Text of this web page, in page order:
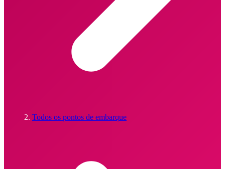
Todos os pontos de embarque